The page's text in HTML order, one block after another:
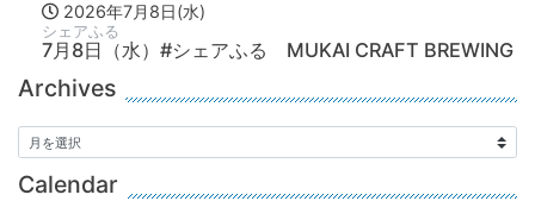
2026年7月8日(水)
シェアふる
7月8日（水）#シェアふる MUKAI CRAFT BREWING
Archives
Calendar